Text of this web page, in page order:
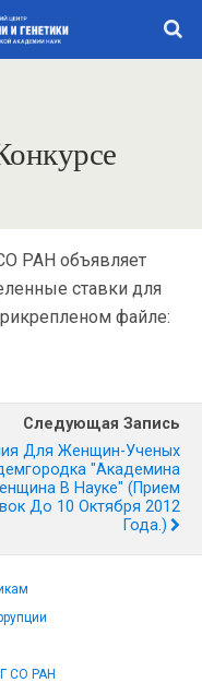
РАН объявляет
ставки для
файле:
Следующая Запись
Для Женщин-Ученых
"Академина
В Науке" (прием
До 10 Октября 2012
Года.)
СО РАН